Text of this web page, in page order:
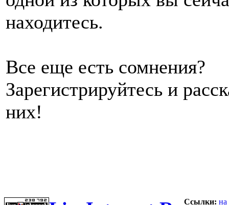
находитесь.
Все еще есть сомнения?
Зарегистрируйтесь и
них!
Ссылки: на